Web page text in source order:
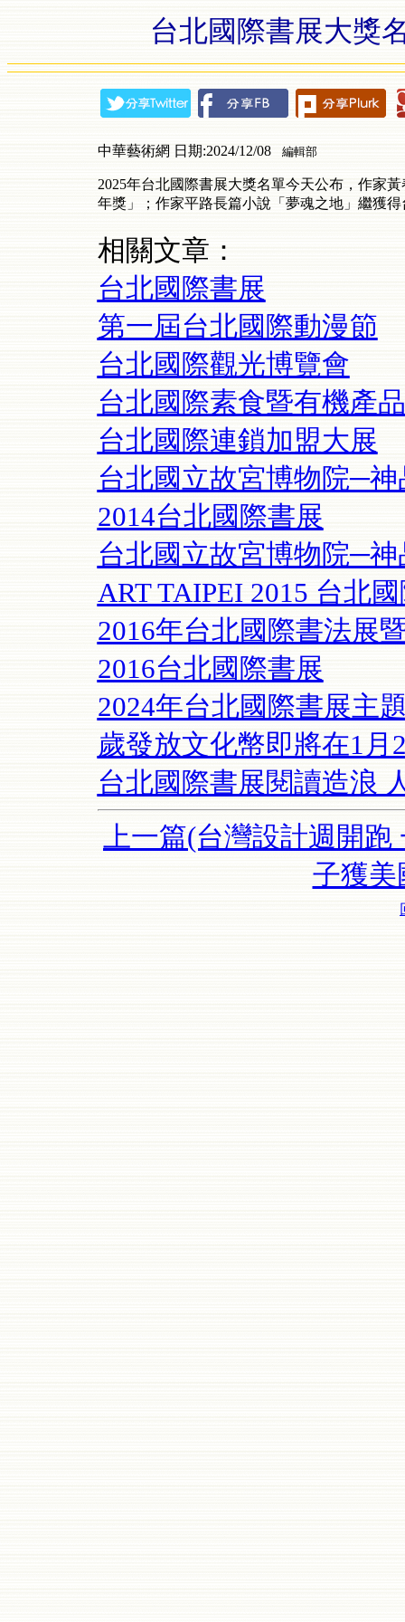
台北國際書展大獎
中華藝術網 日期:2024/12/08 編輯部
2025年台北國際書展大獎名單今天公布，作家
年獎」；作家平路長篇小說「夢魂之地」繼獲
相關文章：
台北國際書展
第一屆台北國際動漫節
台北國際觀光博覽會
台北國際素食暨有機產
台北國際連鎖加盟大展
台北國立故宮博物院─神
2014台北國際書展
台北國立故宮博物院─
ART TAIPEI 2015 台北
2016年台北國際書法展
2016台北國際書展
2024年台北國際書展主
歲發放文化幣即將在1月
台北國際書展閱讀造浪
上一篇(台灣設計週開跑
子獲美